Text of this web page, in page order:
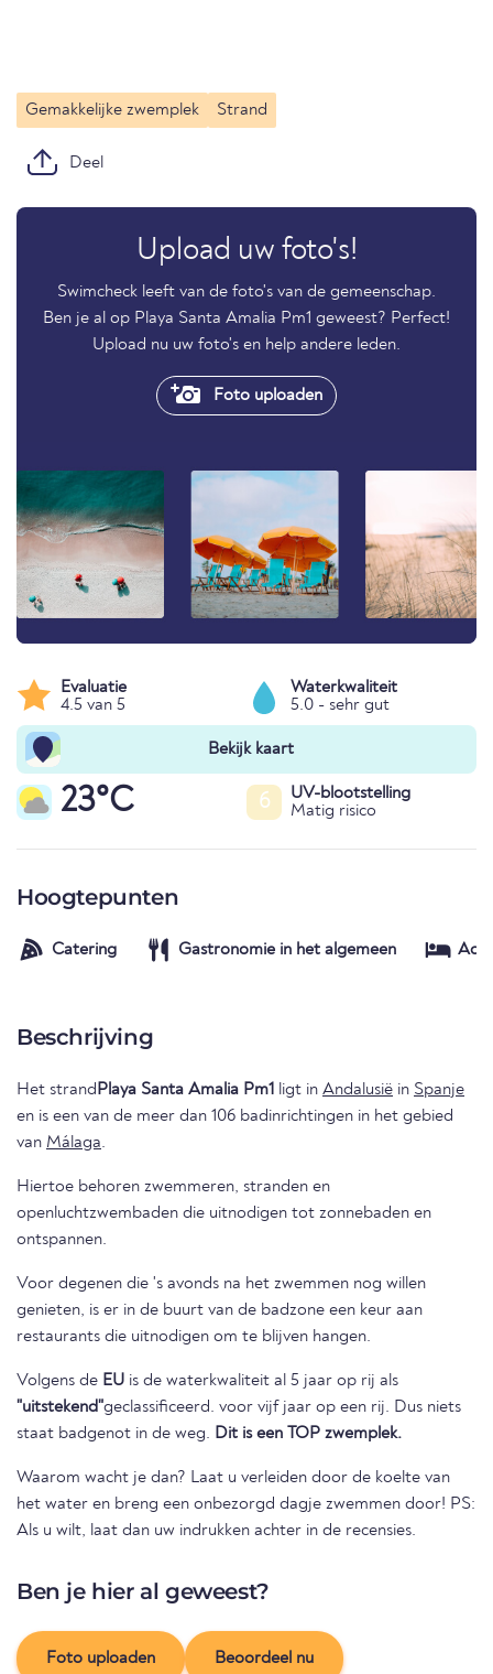
Gemakkelijke zwemplek Strand
Deel
Upload uw foto's!
Swimcheck leeft van de foto's van de gemeenschap.
Ben je al op Playa Santa Amalia Pm1 geweest? Perfect!
Upload nu uw foto's en help andere leden.
Foto uploaden
Evaluatie
4.5 van 5
Waterkwaliteit
5.0 - sehr gut
Bekijk kaart
23°C 6
UV-blootstelling
Matig risico
Hoogtepunten
Catering Gastronomie in het algemeen
Beschrijving
Het strand Playa Santa Amalia Pm1 ligt in Andalusië in Spanje
en is een van de meer dan 106 badinrichtingen in het gebied
van Málaga.
Hiertoe behoren zwemmeren, stranden en
openluchtzwembaden die uitnodigen tot zonnebaden en
ontspannen.
Voor degenen die 's avonds na het zwemmen nog willen
genieten, is er in de buurt van de badzone een keur aan
restaurants die uitnodigen om te blijven hangen.
Volgens de EU is de waterkwaliteit al 5 jaar op rij als
"uitstekend"geclassificeerd. voor vijf jaar op een rij. Dus niets
staat badgenot in de weg. Dit is een TOP zwemplek.
Waarom wacht je dan? Laat u verleiden door de koelte van
het water en breng een onbezorgd dagje zwemmen door! PS:
Als u wilt, laat dan uw indrukken achter in de recensies.
Ben je hier al geweest?
Foto uploaden Beoordeel nu